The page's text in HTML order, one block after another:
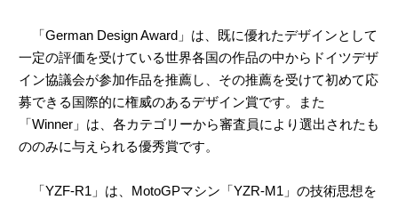
「German Design Award」は、既に優れたデザインとして
一定の評価を受けている世界各国の作品の中からドイツデザ
イン協議会が参加作品を推薦し、その推薦を受けて初めて応
募できる国際的に権威のあるデザイン賞です。また
「Winner」は、各カテゴリーから審査員により選出されたも
ののみに与えられる優秀賞です。
「YZF-R1」は、MotoGPマシン「YZR-M1」の技術思想を